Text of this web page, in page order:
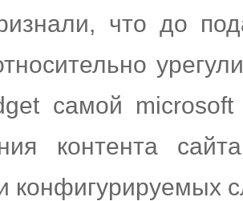
что до
самой
контента
конфигурируемых